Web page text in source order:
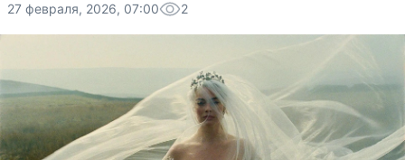
27 февраля, 2026, 07:00 2